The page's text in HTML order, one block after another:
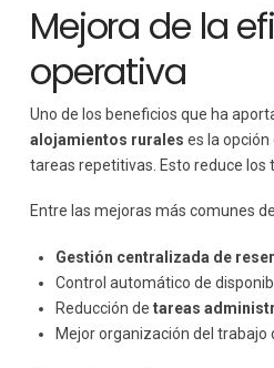
Mejora de la
operativa
Uno de los beneficios que ha
alojamientos rurales es la
tareas repetitivas. Esto reduce los
Entre las mejoras más comunes
Gestión centralizada de
Control automático de
Reducción detareas
Mejor organización del trabajo